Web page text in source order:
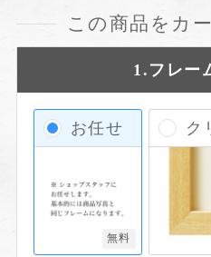
この商品をカ
1.フレー
お任せ
無料
ク